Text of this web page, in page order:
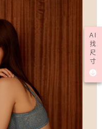
AI
找
尺
寸